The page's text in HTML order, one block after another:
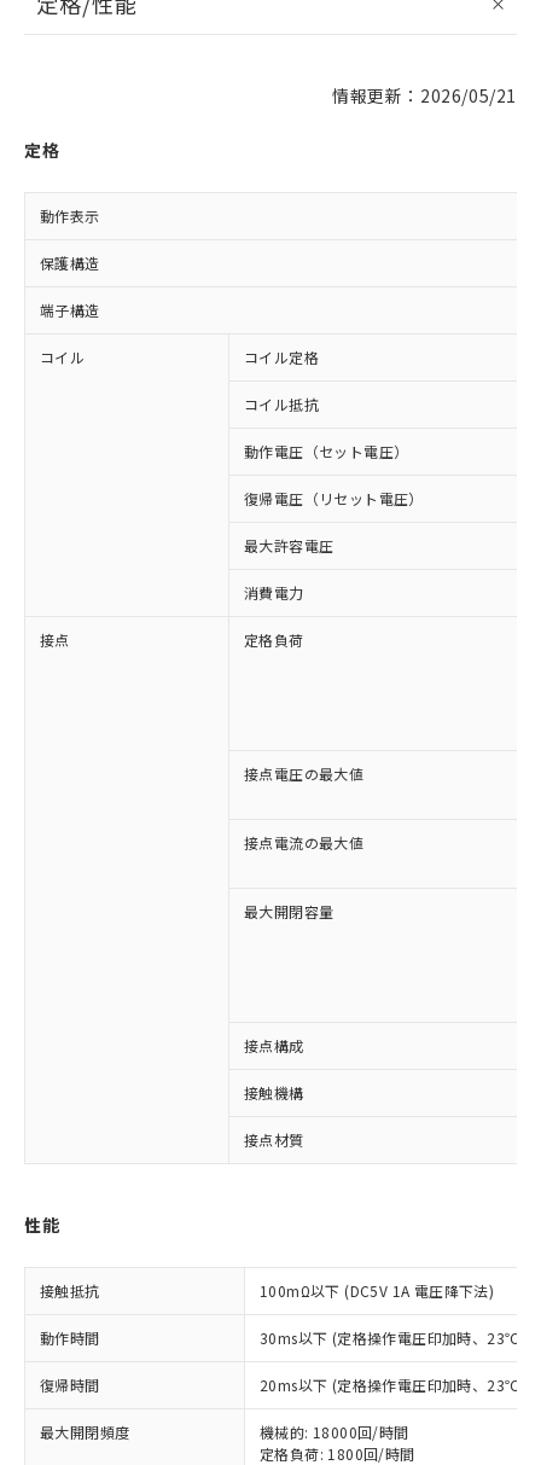
情報更新：2026/05/21
定格
動作表示
保護構造
端子構造
コイル コイル定格
コイル抵抗
動作電圧（セット電圧）
復帰電圧（リセット電圧）
最大許容電圧
消費電力
接点 定格負荷
接点電圧の最大値
接点電流の最大値
最大開閉容量
接点構成
接触機構
接点材質
性能
接触抵抗 100mΩ以下 (DC5V 1A 電圧降下法)
動作時間 30ms以下 (定格操作電圧印加時、23℃、
復帰時間 20ms以下 (定格操作電圧印加時、23℃、
最大開閉頻度
機械的: 18000回/時間
定格負荷: 1800回/時間
以下の条件をお読みいただき、同意のうえ
本サービスは、当社制御機器事業取扱
商品の当社在庫状況および標準価格
(税抜)を提供させていただくもので
非含有に対応した製品が提供可能な商品で
対応予定なし：EU RoHS指令（10物質）の
非含有に非対応の商品で、対応品を出す予
定はありません。
調査・確認中：EU RoHS指令（10物質）の
非含有の対応状況を調査中または確認中の
非該当品：ライセンス料など無形物で、有
害物質有無と関係のない商品です。
※1 中国RoHS○×表
「○」：最大均質材料含有率が中国RoHSの
基準値以下であることを示します。